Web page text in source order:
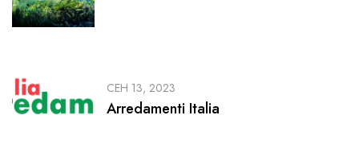
СЕН 13, 2023
Arredamenti Italia